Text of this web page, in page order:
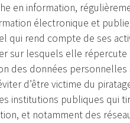
en information,
électronique et
qui rend compte de ses
sur lesquels elle répercute
des données personnelles
d’être victime du
institutions publiques qui
et notamment des